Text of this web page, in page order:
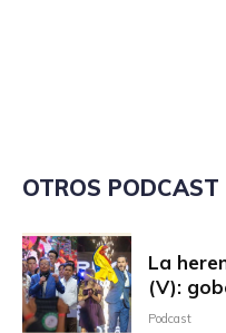
OTROS PODCAST
La
(V):
Podcast